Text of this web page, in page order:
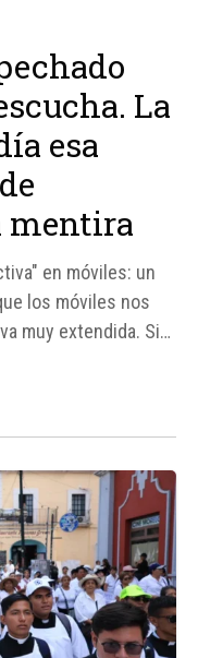
La
esa
mentira
en móviles: un
los móviles nos
muy extendida. Sin
llamada Cox